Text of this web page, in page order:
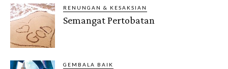
RENUNGAN & KESAKSIAN
Semangat Pertobatan
GEMBALA BAIK